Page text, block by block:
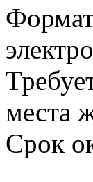
места
Срок